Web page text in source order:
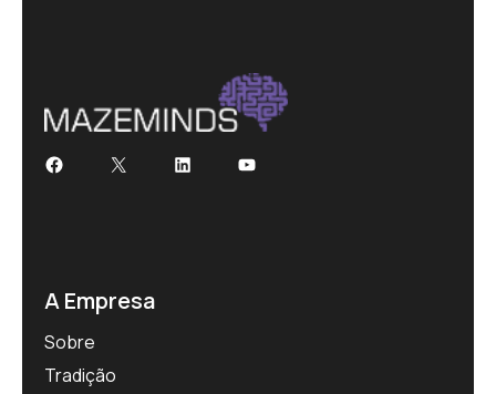
Facebook
X LinkedInYoutube
A Empresa
Sobre
Tradição